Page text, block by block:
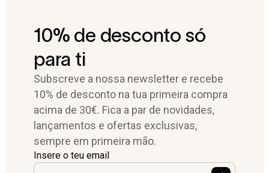
10% de desconto só
para ti
Subscreve a nossa newsletter e recebe
10% de desconto na tua primeira compra
acima de 30€. Fica a par de novidades,
lançamentos e ofertas exclusivas,
sempre em primeira mão.
Insere o teu email